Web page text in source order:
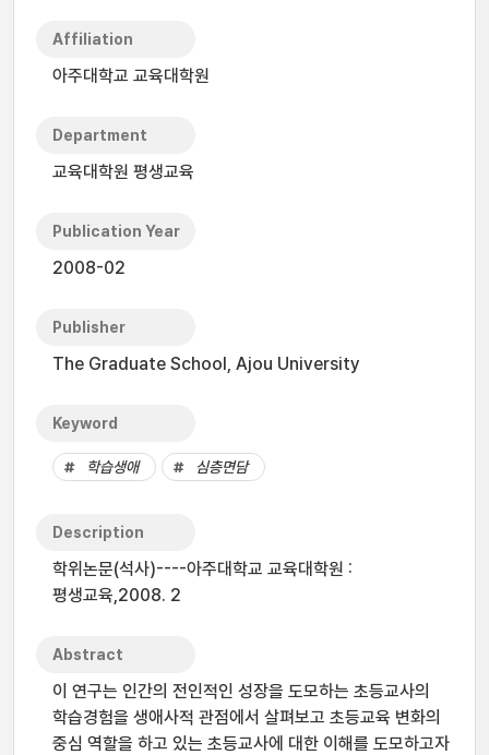
Affiliation
아주대학교 교육대학원
Department
교육대학원 평생교육
Publication Year
2008-02
Publisher
The Graduate School, Ajou University
Keyword
학습생애 심층면담
Description
학위논문(석사)----아주대학교 교육대학원 :
평생교육,2008. 2
Abstract
이 연구는 인간의 전인적인 성장을 도모하는 초등교사의
학습경험을 생애사적 관점에서 살펴보고 초등교육 변화의
중심 역할을 하고 있는 초등교사에 대한 이해를 도모하고자